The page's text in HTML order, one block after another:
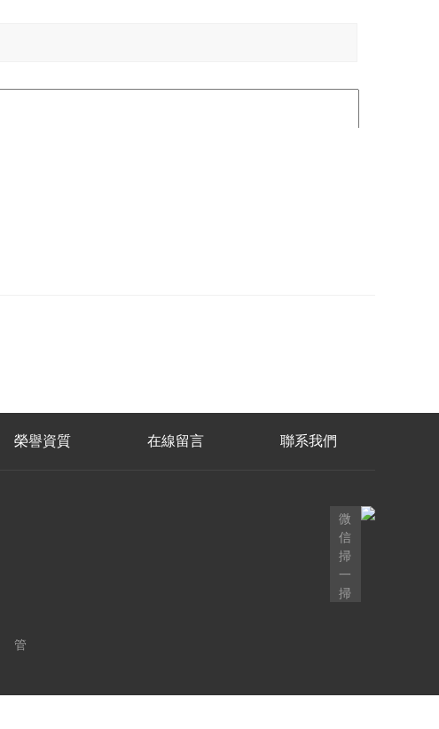
榮譽資質 在線留言 聯系我們
微
信
掃
一
掃
管